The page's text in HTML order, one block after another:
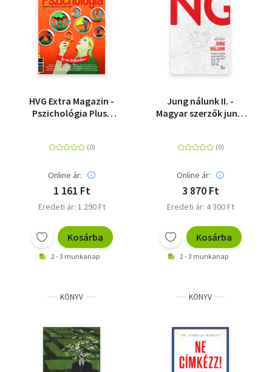
HVG Extra Magazin -
Pszichológia Plusz
Online ár:
1 161 Ft
Eredeti ár: 1 290 Ft
Kosárba
2 - 3 munkanap
Jung nálunk II. -
Magyar szerzők jungi
Online ár:
3 870 Ft
Eredeti ár: 4 300 Ft
Kosárba
2 - 3 munkanap
KÖNYV KÖNYV